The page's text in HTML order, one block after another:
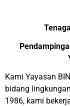
Kami Yayasan
bidang
1986, kami